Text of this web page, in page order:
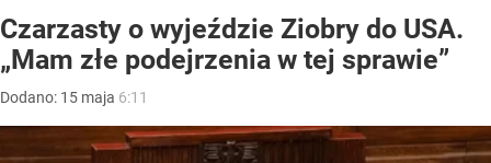
Czarzasty o wyjeździe Ziobry do USA.
„Mam złe podejrzenia w tej sprawie”
Dodano: 15 maja 6:11